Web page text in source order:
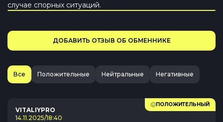
случае спорных ситуаций.
ДОБАВИТЬ ОТЗЫВ ОБ ОБМЕННИКЕ
Все Положительные Нейтральные Негативные
ПОЛОЖИТЕЛЬНЫЙ
VITALIYPRO
14.11.2025/18:40